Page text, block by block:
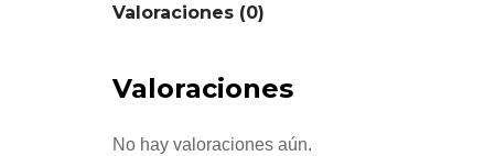
Valoraciones (0)
Valoraciones
No hay valoraciones aún.